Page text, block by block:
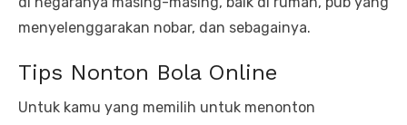
menyelenggarakan nobar, dan sebagainya.
Tips Nonton Bola Online
Untuk kamu yang memilih untuk menonton